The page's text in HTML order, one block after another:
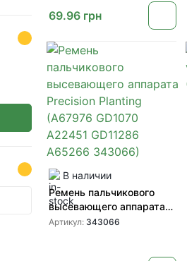
69.96 грн
В наличии
Ремень пальчикового
высевающего аппарата
Precision Planting (A67976
Артикул: 343066